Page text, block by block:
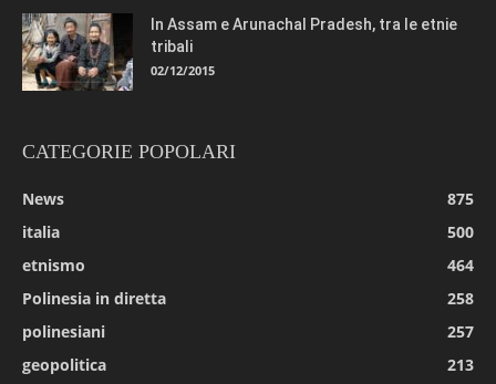
In Assam e Arunachal Pradesh, tra le etnie
tribali
02/12/2015
CATEGORIE POPOLARI
News
875
italia
500
etnismo
464
Polinesia in diretta
258
polinesiani
257
geopolitica
213